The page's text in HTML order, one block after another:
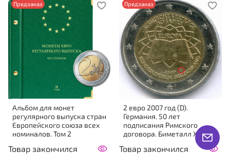
Предзаказ
Альбом для монет
регулярного выпуска стран
Европейского союза всех
номиналов. Том 2
Товар закончился
Предзаказ
2 евро 2007 год (D).
Германия. 50 лет
подписания Римского
договора. Биметалл XF
Товар закончился